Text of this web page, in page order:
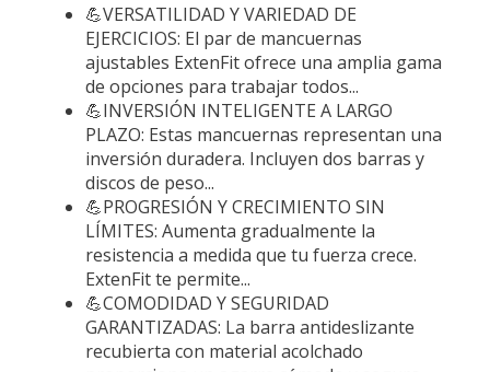
💪VERSATILIDAD Y VARIEDAD DE
EJERCICIOS: El par de mancuernas
ajustables ExtenFit ofrece una amplia gama
de opciones para trabajar todos...
💪INVERSIÓN INTELIGENTE A LARGO
PLAZO: Estas mancuernas representan una
inversión duradera. Incluyen dos barras y
discos de peso...
💪PROGRESIÓN Y CRECIMIENTO SIN
LÍMITES: Aumenta gradualmente la
resistencia a medida que tu fuerza crece.
ExtenFit te permite...
💪COMODIDAD Y SEGURIDAD
GARANTIZADAS: La barra antideslizante
recubierta con material acolchado